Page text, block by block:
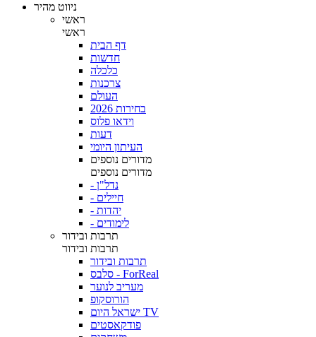
ניווט מהיר
ראשי
ראשי
דף הבית
חדשות
כלכלה
צרכנות
העולם
בחירות 2026
וידאו פלוס
דעות
העיתון היומי
מדורים נוספים
מדורים נוספים
- נדל"ן
- חיילים
- יהדות
- לימודים
תרבות ובידור
תרבות ובידור
תרבות ובידור
סלבס - ForReal
מעריב לנוער
הורוסקופ
ישראל היום TV
פודקאסטים